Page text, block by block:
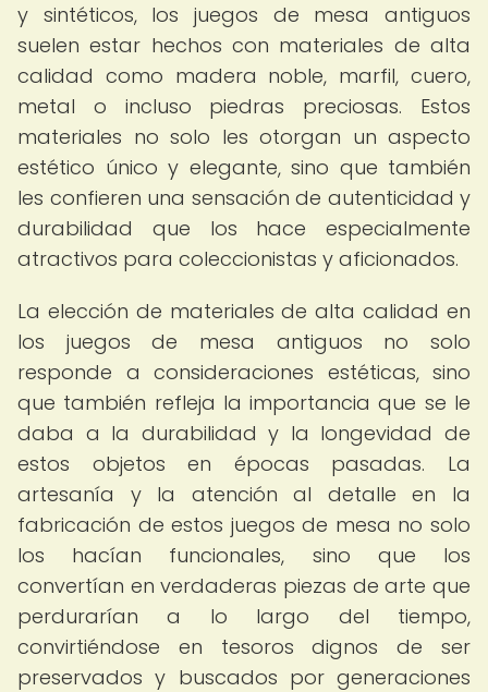
y sintéticos, los juegos de mesa antiguos
suelen estar hechos con materiales de alta
calidad como madera noble, marfil, cuero,
metal o incluso piedras preciosas. Estos
materiales no solo les otorgan un aspecto
estético único y elegante, sino que también
les confieren una sensación de autenticidad y
durabilidad que los hace especialmente
atractivos para coleccionistas y aficionados.
La elección de materiales de alta calidad en
los juegos de mesa antiguos no solo
responde a consideraciones estéticas, sino
que también refleja la importancia que se le
daba a la durabilidad y la longevidad de
estos objetos en épocas pasadas. La
artesanía y la atención al detalle en la
fabricación de estos juegos de mesa no solo
los hacían funcionales, sino que los
convertían en verdaderas piezas de arte que
perdurarían a lo largo del tiempo,
convirtiéndose en tesoros dignos de ser
preservados y buscados por generaciones